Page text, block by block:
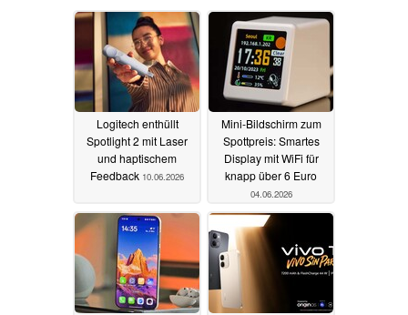
Logitech enthüllt
Spotlight 2 mit Laser
und haptischem
Feedback 10.06.2026
Mini-Bildschirm zum
Spottpreis: Smartes
Display mit WiFi für
knapp über 6 Euro
04.06.2026